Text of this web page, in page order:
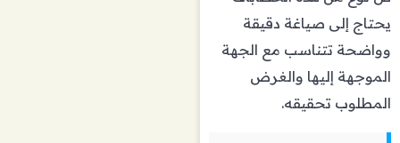
يحتاج إلى صياغة دقيقة
وواضحة تتناسب مع الجهة
الموجهة إليها والغرض
المطلوب تحقيقه.